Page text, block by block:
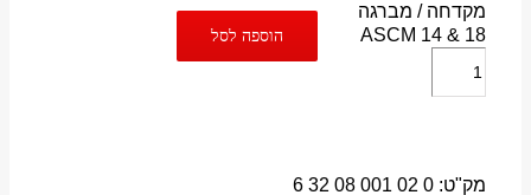
מקדחה / מברגה
ASCM 14 & 18
הוספה לסל
מק"ט: 0 02 001 08 32 6